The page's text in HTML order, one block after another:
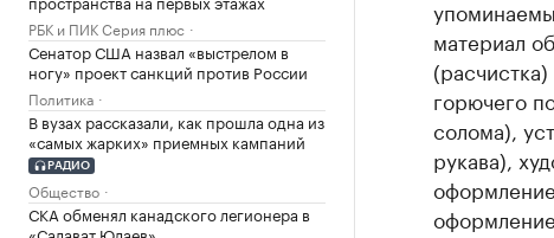
РБК и ПИК Серия плюс
Сенатор США назвал «выстрелом в
ногу» проект санкций против России
Политика
В вузах рассказали, как прошла одна из
«самых жарких» приемных кампаний
РАДИО
Общество
СКА обменял канадского легионера в
«Салават Юлаев»
материал
горючего
солома),
рукава),